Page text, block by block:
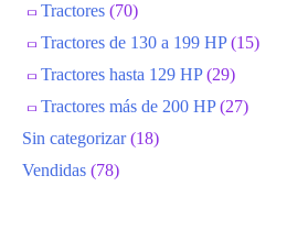
Tractores (70)
Tractores de 130 a 199 HP (15)
Tractores hasta 129 HP (29)
Tractores más de 200 HP (27)
Sin categorizar (18)
Vendidas (78)